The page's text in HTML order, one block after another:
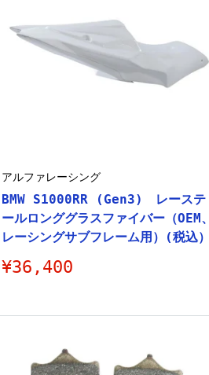
アルファレーシング
BMW S1000RR (Gen3) レーステ
ールロンググラスファイバー（OEM、
レーシングサブフレーム用）(税込）
販
格
¥36,400